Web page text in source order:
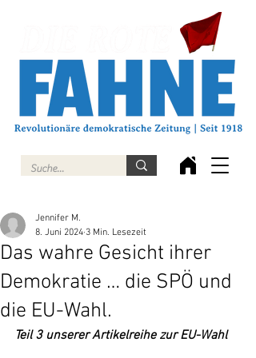
Das wahre Gesicht ihrer
Demokratie … die SPÖ und
die EU-Wahl.
Jennifer M.
8. Juni 2024 3 Min. Lesezeit
Teil 3 unserer Artikelreihe zur EU-Wahl